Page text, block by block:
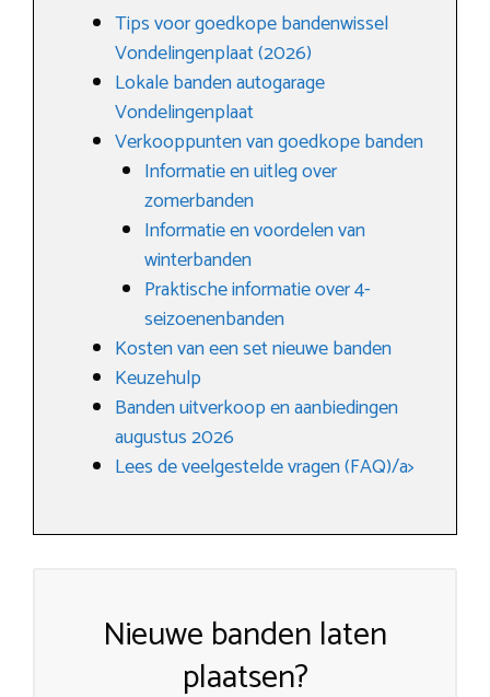
Tips voor goedkope bandenwissel
Vondelingenplaat (2026)
Lokale banden autogarage
Vondelingenplaat
Verkooppunten van goedkope banden
Informatie en uitleg over
zomerbanden
Informatie en voordelen van
winterbanden
Praktische informatie over 4-
seizoenenbanden
Kosten van een set nieuwe banden
Keuzehulp
Banden uitverkoop en aanbiedingen
augustus 2026
Lees de veelgestelde vragen (FAQ)/a>
Nieuwe banden laten
plaatsen?